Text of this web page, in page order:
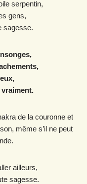
serpentin,
gens,
sagesse.
de la couronne et
même s’il ne peut
ailleurs,
sagesse.